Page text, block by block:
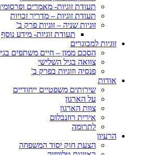
תעודת זוגיות- מאמרים
תעודת זוגיות – מדריך זכויות
זוגיות שניה – זוגיות פרק ב'
תעודת זוגיות- מידע נוסף
זוגיות למבוגרים
הסכם ממון – חיים משתפים
צוואה בגיל השלישי
פנסיה וזוגיות בפרק ב'
אודות
שירותים משפטיים ייחודיים
על הארגון
צוות הארגון
אירית רוזנבלום
לתרומה
הרעיון
הצעת חוק יסוד המשפחה